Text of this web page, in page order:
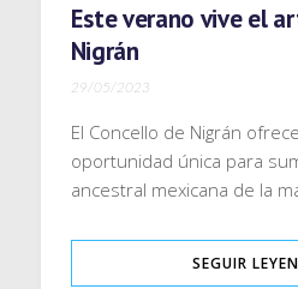
Este verano vive el
Nigrán
29/05/2023
El Concello de Nigrán
oportunidad única para
ancestral mexicana de la
SEGUIR